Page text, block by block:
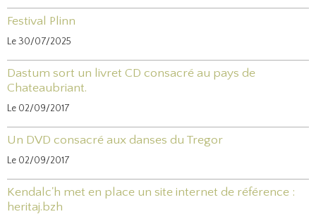
Festival Plinn
Le 30/07/2025
Dastum sort un livret CD consacré au pays de
Chateaubriant.
Le 02/09/2017
Un DVD consacré aux danses du Tregor
Le 02/09/2017
Kendalc'h met en place un site internet de référence :
heritaj.bzh